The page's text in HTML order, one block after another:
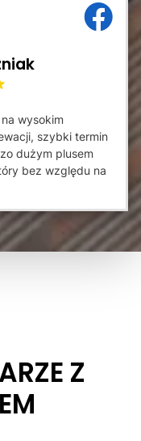
wysokim
szybki termin
dużym plusem
bez względu na
Z